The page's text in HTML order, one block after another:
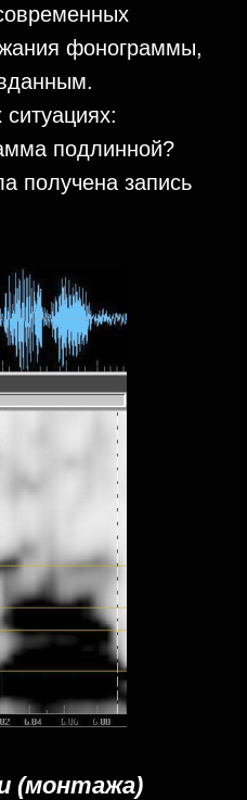
фонограммы,
подлинной?
получена запись
(монтажа)